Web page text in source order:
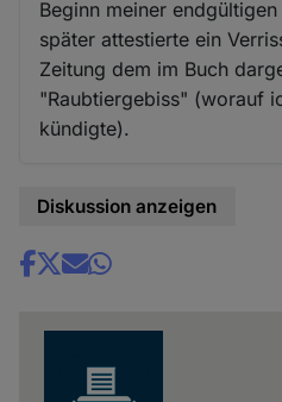
Beginn meiner
später attestierte ein
Zeitung dem im Buch
"Raubtiergebiss" (worauf
kündigte).
Diskussion anzeigen
Share